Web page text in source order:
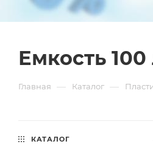
Емкость
Главная — Каталог —
КАТАЛОГ